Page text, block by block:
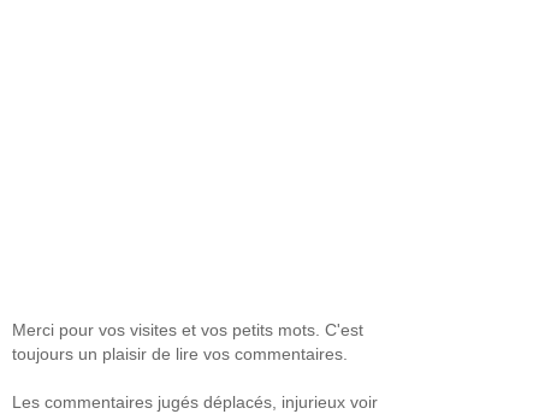
Merci pour vos visites et vos petits mots. C'est
toujours un plaisir de lire vos commentaires.
Les commentaires jugés déplacés, injurieux voir